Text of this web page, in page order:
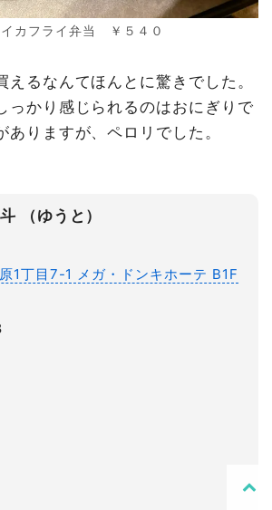
カフライ弁当 ￥５４０
えるなんてほんとに驚きでした。
っかり感じられるのはおにぎりで
ありますが、ペロリでした。
（ゆうと）
1丁目7-1 メガ・ドンキホーテ B1F